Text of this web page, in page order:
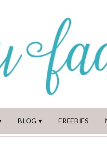
BLOG FREEBIES